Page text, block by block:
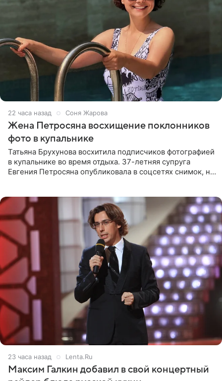
22 часа назад Соня Жарова
Жена Петросяна восхищение поклонников
фото в купальнике
Татьяна Брухунова восхитила подписчиков фотографией
в купальнике во время отдыха. 37-летняя супруга
Евгения Петросяна опубликовала в соцсетях снимок, на
23 часа назад Lenta.Ru
Максим Галкин добавил в свой концертный